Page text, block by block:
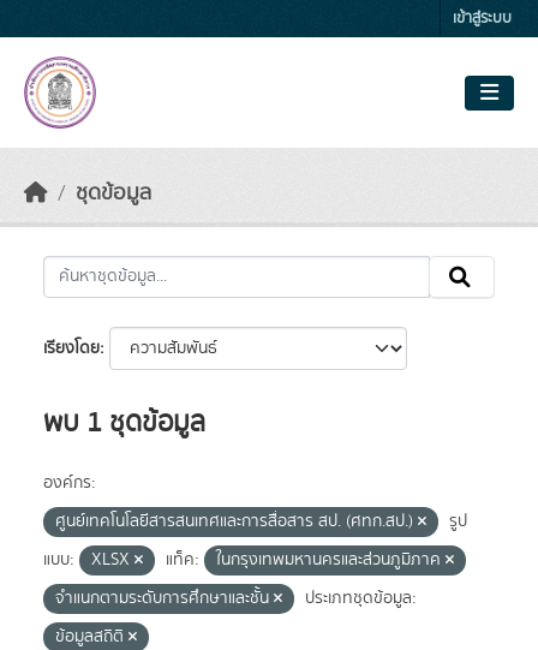
เข้าสู่ระบบ
ชุดข้อมูล
เรียงโดย
พบ 1 ชุดข้อมูล
องค์กร:
ศูนย์เทคโนโลยีสารสนเทศและการสื่อสาร สป. (ศทก.สป.)
รูป
แบบ:
XLSX แท็ค:
ในกรุงเทพมหานครและส่วนภูมิภาค
จำแนกตามระดับการศึกษาและชั้น
ประเภทชุดข้อมูล:
ข้อมูลสถิติ